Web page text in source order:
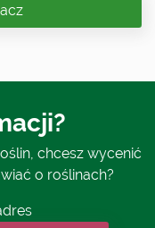
chcesz wycenić
o roślinach?